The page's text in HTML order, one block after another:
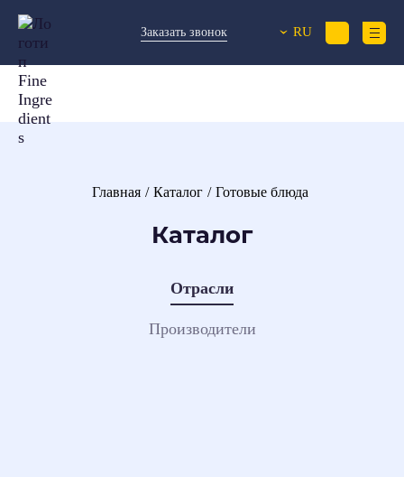
›RU
Заказать звонок
Главная Каталог Готовые блюда
Каталог
Отрасли
Производители